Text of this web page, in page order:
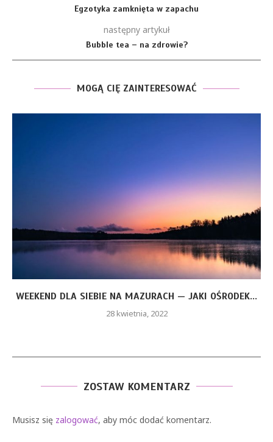
Egzotyka zamknięta w zapachu
następny artykuł
Bubble tea – na zdrowie?
MOGĄ CIĘ ZAINTERESOWAĆ
WEEKEND DLA SIEBIE NA MAZURACH — JAKI OŚRODEK...
28 kwietnia, 2022
ZOSTAW KOMENTARZ
Musisz się zalogować, aby móc dodać komentarz.